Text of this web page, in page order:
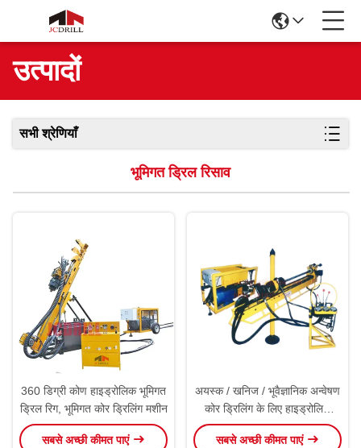
उत्पादों
सभी श्रेणियाँ
भूमिगत ड्रिल रिसाव
360 डिग्री कोण हाइड्रोलिक भूमिगत
ड्रिल रिग, भूमिगत कोर ड्रिलिंग मशीन
सबसे अच्छी कीमत पाएं
अयस्क / खनिज / भूवैज्ञानिक अन्वेषण
कोर ड्रिलिंग के लिए हाइड्रोलिक
अंडरग्राउंड ड्रिल रिग
सबसे अच्छी कीमत पाएं